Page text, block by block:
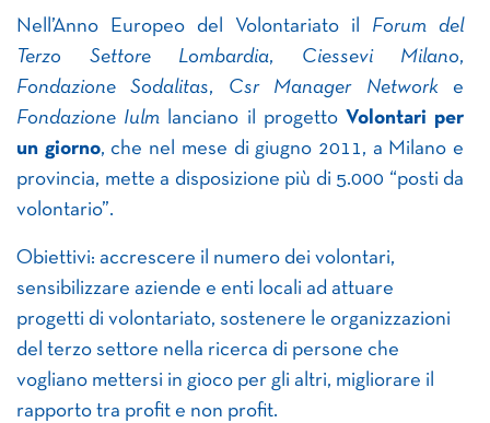
Nell’Anno Europeo del Volontariato il Forum del
Terzo Settore Lombardia, Ciessevi Milano,
Fondazione Sodalitas, Csr Manager Networke
Fondazione Iulm
lanciano il progetto Volontari per
un giorno, che nel mese di giugno 2011, a Milano e
provincia, mette a disposizione più di 5.000 “posti da
volontario”.
Obiettivi: accrescere il numero dei volontari,
sensibilizzare aziende e enti locali ad attuare
progetti di volontariato, sostenere le organizzazioni
del terzo settore nella ricerca di persone che
vogliano mettersi in gioco per gli altri, migliorare il
rapporto tra profit e non profit.